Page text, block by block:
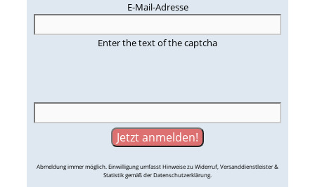
E-Mail-Adresse
Enter the text of the captcha
Abmeldung immer möglich. Einwilligung umfasst Hinweise zu Widerruf, Versanddienstleister &
Statistik gemäß der Datenschutzerklärung.